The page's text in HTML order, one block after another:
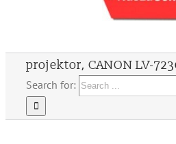
projektor, CANON LV-
Search for: